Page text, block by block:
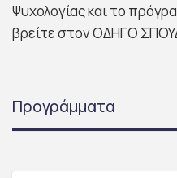
Ψυχολογίας και το
βρείτε στον ΟΔΗΓΟ
Προγράμματα